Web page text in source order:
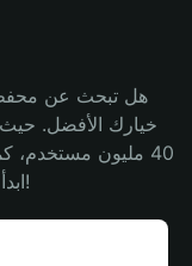
هل تبحث عن
على محفظة Bitget Wallet. ابدأ رحلتك الآن!